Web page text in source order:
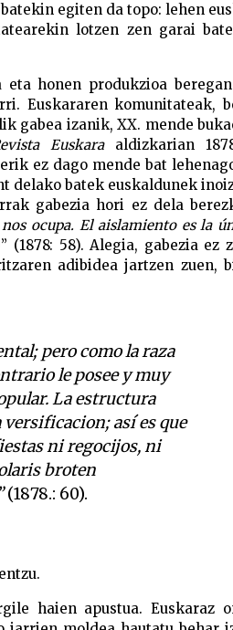
egiten da topo: lehen
lotzen zen garai
honen produkzioa
Euskararen komunitateak,
gabea izanik, XX. mende
Euskaraaldizkarian
ez dago mende bat
delako batek euskaldunek
gabezia hori ez dela
ocupa. El aislamiento es la
(1878: 58). Alegia, gabezia ez
adibidea jartzen zuen,
pero como la raza
le posee y muy
La estructura
versificacion; así es que
ni regocijos, ni
broten
(1878.: 60).
haien apustua. Euskaraz